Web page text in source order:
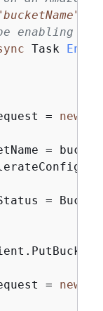
enabling
Task
= new
=
=
= new